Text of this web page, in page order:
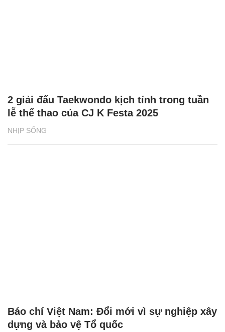
NHỊP SỐNG
2 giải đấu Taekwondo kịch tính trong tuần
lễ thể thao của CJ K Festa 2025
Báo chí Việt Nam: Đổi mới vì sự nghiệp xây
dựng và bảo vệ Tổ quốc